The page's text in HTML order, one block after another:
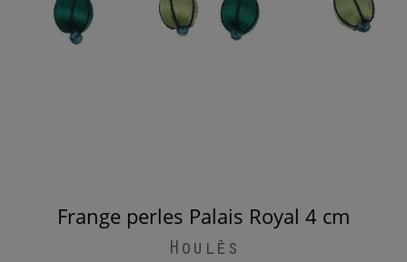
Frange perles Palais Royal 4 cm
Houlès